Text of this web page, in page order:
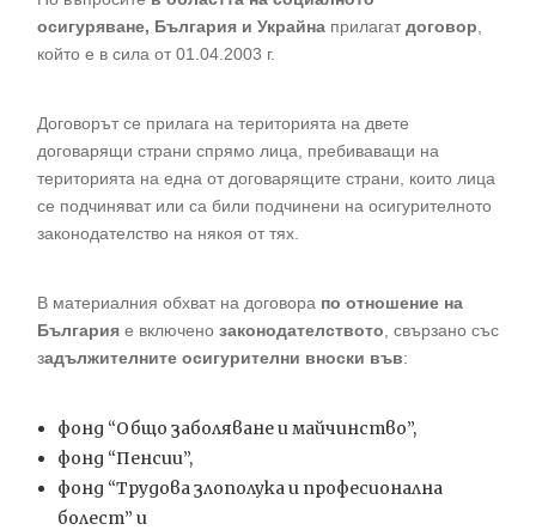
осигуряване, България и Украйна прилагат договор
който е в сила от 01.04.2003 г.
Договорът се прилага на територията на двете
договарящи страни спрямо лица, пребиваващи на
територията на една от договарящите страни, които лица
се подчиняват или са били подчинени на осигурителното
законодателство на някоя от тях.
В материалния обхват на договора по отношение на
България е включено законодателството , свързано със
задължителните осигурителни вноски във:
фонд “Общо заболяване и майчинство”,
фонд “Пенсии”,
фонд “Трудова злополука и професионална
болест” и